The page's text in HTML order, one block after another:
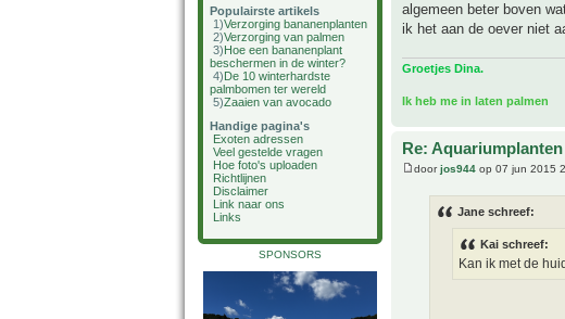
Populairste artikels
1)Verzorging bananenplanten
2)Verzorging van palmen
3)Hoe een bananenplant
beschermen in de winter?
4)De 10 winterhardste
palmbomen ter wereld
5)Zaaien van avocado
Handige pagina's
Exoten adressen
Veel gestelde vragen
Hoe foto's uploaden
Richtlijnen
Disclaimer
Link naar ons
Links
SPONSORS
algemeen beter boven
ik het aan de oever niet
Groetjes Dina.
Ik heb me in laten palmen
Re:
doorjos944 op 07 jun 2015
Jane schreef:
Kai schreef:
Kan ik met de